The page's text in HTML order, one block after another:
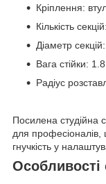
Кріплення:
Кількість
Діаметр
Вага стійки: 1.8
Радіус
Посилена студійна
для професіоналів,
гнучкість у
Особливості